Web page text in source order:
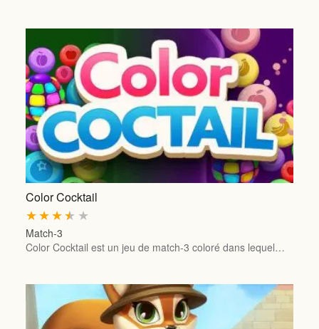
Color Cocktail
★
★
★
★
★
Match-3
Color Cocktail est un jeu de match-3 coloré dans lequel…